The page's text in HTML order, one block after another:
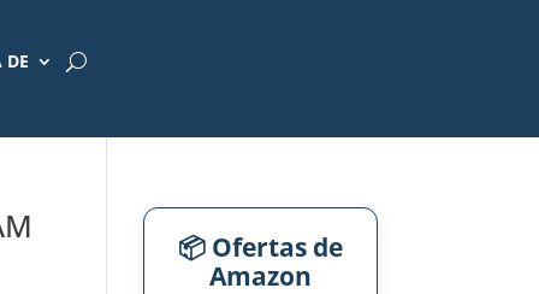
DE
📦 Ofertas de
Amazon